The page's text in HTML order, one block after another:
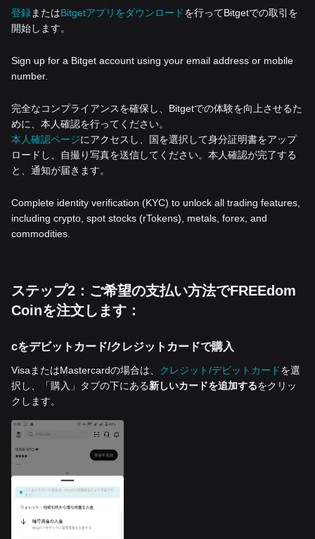
登録またはBitgetアプリをダウンロードを行ってBitgetでの取引を
開始します。
Sign up for a Bitget account using your email address or mobile
number.
完全なコンプライアンスを確保し、Bitgetでの体験を向上させるた
めに、本人確認を行ってください。
本人確認ページにアクセスし、国を選択して身分証明書をアップ
ロードし、自撮り写真を送信してください。本人確認が完了する
と、通知が届きます。
Complete identity verification (KYC) to unlock all trading features,
including crypto, spot stocks (rTokens), metals, forex, and
commodities.
ステップ2：ご希望の支払い方法でFREEdom
Coinを注文します：
cをデビットカード/クレジットカードで購入
VisaまたはMastercardの場合は、 クレジット/デビットカードを選
択し、「購入」タブの下にある新しいカードを追加するをクリッ
クします。